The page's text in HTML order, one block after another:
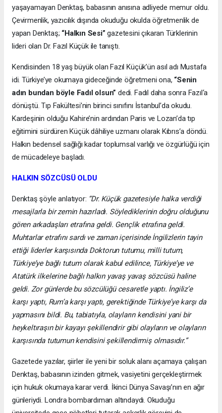
yaşayamayan Denktaş, babasının anısına adliyede memur oldu.
Çevirmenlik, yazıcılık dışında okuduğu okulda öğretmenlik de
yapan Denktaş; “Halkın Sesi”gazetesini çıkaran Türklerinin
lideri olan Dr. Fazıl Küçük ile tanıştı.
Kendisinden 18 yaş büyük olan Fazıl Küçük’ün asıl adı Mustafa
idi. Türkiye’ye okumaya gideceğinde öğretmeni ona, “Senin
adın bundan böyle Fadıl olsun” dedi. Fadıl daha sonra Fazıl‘a
dönüştü. Tıp Fakültesi’nin birinci sınıfını İstanbul’da okudu.
Kardeşinin olduğu Kahire’nin ardından Paris ve Lozan’da tıp
eğitimini sürdüren Küçük dâhiliye uzmanı olarak Kıbrıs’a döndü.
Halkın bedensel sağlığı kadar toplumsal varlığı ve özgürlüğü için
de mücadeleye başladı.
HALKIN SÖZCÜSÜ OLDU
Denktaş şöyle anlatıyor: “Dr. Küçük gazetesiyle halka verdiği
mesajlarla bir zemin hazırladı. Söylediklerinin doğru olduğunu
gören arkadaşları etrafına geldi. Gençlik etrafına geldi.
Muhtarlar etrafını sardı ve zaman içerisinde İngilizlerin tayin
ettiği liderler karşısında Doktorun tutumu, milli tutum,
Türkiye’ye bağlı tutum olarak kabul edilince, Türkiye’ye ve
Atatürk ilkelerine bağlı halkın yavaş yavaş sözcüsü haline
geldi. Zor günlerde bu sözcülüğü cesaretle yaptı. İngiliz’e
karşı yaptı, Rum’a karşı yaptı, gerektiğinde Türkiye’ye karşı da
yapmasını bildi. Bu, tabiatıyla, olayların kendisini yani bir
heykeltıraşın bir kayayı şekillendirir gibi olayların ve olayların
karşısında tutumun kendisini şekillendirmiş olmasıdır.”
Gazetede yazılar, şiirler ile yeni bir soluk alanı açamaya çalışan
Denktaş, babasının izinden gitmek, vasiyetini gerçekleştirmek
için hukuk okumaya karar verdi. İkinci Dünya Savaşı’nın en ağır
günleriydi. Londra bombardıman altındaydı. Okuduğu